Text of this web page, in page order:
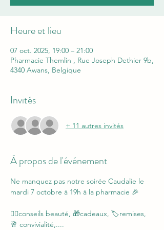
Heure et lieu
07 oct. 2025, 19:00 – 21:00
Pharmacie Themlin , Rue Joseph Dethier 9b,
4340 Awans, Belgique
Invités
+ 11 autres invités
À propos de l'événement
Ne manquez pas notre soirée Caudalie le
mardi 7 octobre à 19h à la pharmacie 🎉
💆‍♀️conseils beauté, 🎁cadeaux, 🏷remises,
🥂 convivialité,....